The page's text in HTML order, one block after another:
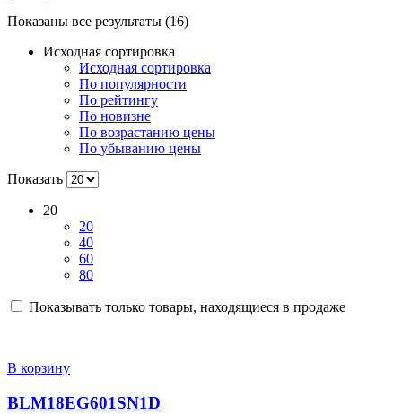
Показаны все результаты (16)
Исходная сортировка
Исходная сортировка
По популярности
По рейтингу
По новизне
По возрастанию цены
По убыванию цены
Показать
20
20
40
60
80
Показывать только товары, находящиеся в продаже
В корзину
BLM18EG601SN1D